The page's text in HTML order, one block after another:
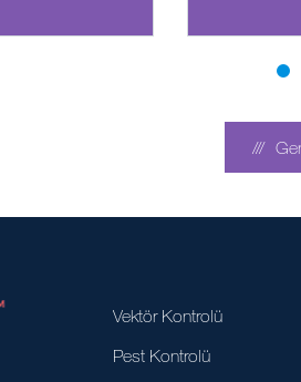
Vektör Kontrolü
Pest Kontrolü